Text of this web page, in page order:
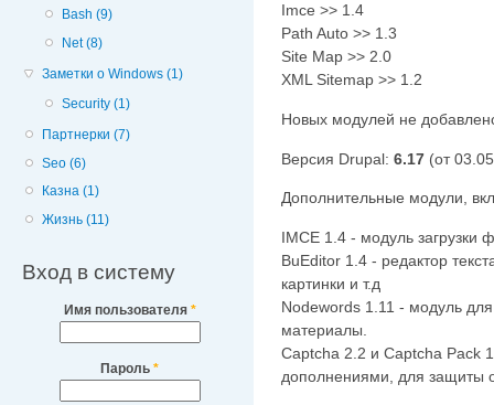
Bash (9)
Net (8)
Заметки о Windows (1)
Security (1)
Партнерки (7)
Seo (6)
Казна (1)
Жизнь (11)
Вход в систему
Имя пользователя *
Пароль *
Imce >> 1.4
Path Auto >> 1.3
Site Map >> 2.0
XML Sitemap >> 1.2
Новых модулей не
Версия Drupal: 6.17 (от
Дополнительные модули,
IMCE 1.4 - модуль загрузки
BuEditor 1.4 - редактор
картинки и т.д
Nodewords 1.11 - модуль
материалы.
Captcha 2.2 и Captcha Pack
дополнениями, для защиты